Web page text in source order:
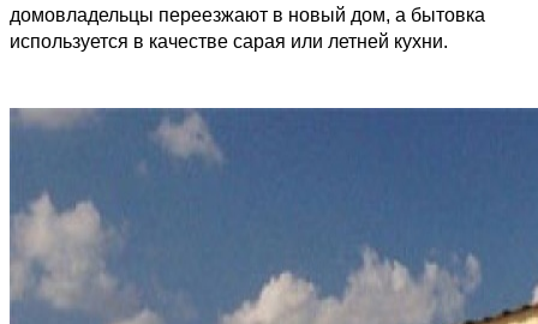
домовладельцы переезжают в новый дом, а бытовка
используется в качестве сарая или летней кухни.